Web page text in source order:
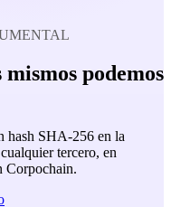
mismos podemos
hash SHA-256 en la
tercero, en
Corpochain.